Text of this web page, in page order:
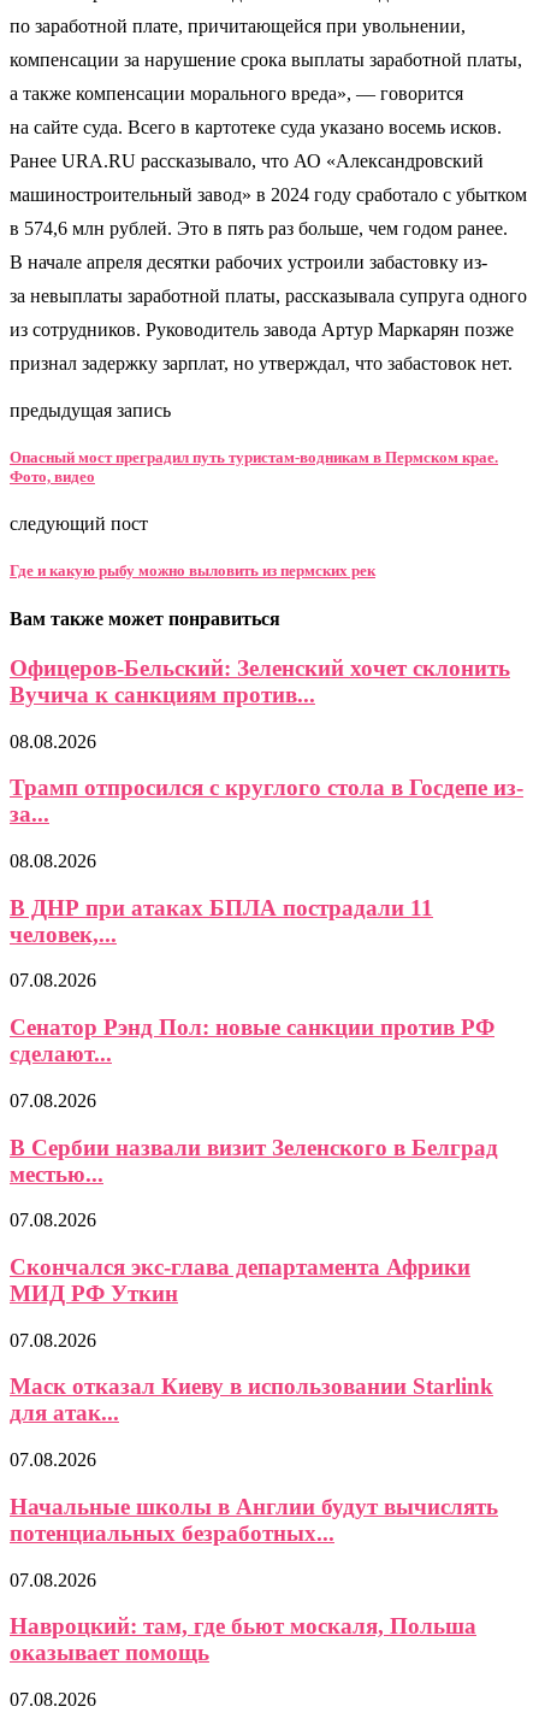
по заработной плате, причитающейся при увольнении,
компенсации за нарушение срока выплаты заработной платы,
а также компенсации морального вреда», — говорится
на сайте суда. Всего в картотеке суда указано восемь исков.
Ранее URA.RU рассказывало, что АО «Александровский
машиностроительный завод» в 2024 году сработало с убытком
в 574,6 млн рублей. Это в пять раз больше, чем годом ранее.
В начале апреля десятки рабочих устроили забастовку из-
за невыплаты заработной платы, рассказывала супруга одного
из сотрудников. Руководитель завода Артур Маркарян позже
признал задержку зарплат, но утверждал, что забастовок нет.
предыдущая запись
Опасный мост преградил путь туристам-водникам в Пермском крае.
Фото, видео
следующий пост
Где и какую рыбу можно выловить из пермских рек
Вам также может понравиться
Офицеров-Бельский: Зеленский хочет склонить
Вучича к санкциям против...
08.08.2026
Трамп отпросился с круглого стола в Госдепе из-
за...
08.08.2026
В ДНР при атаках БПЛА пострадали 11
человек,...
07.08.2026
Сенатор Рэнд Пол: новые санкции против РФ
сделают...
07.08.2026
В Сербии назвали визит Зеленского в Белград
местью...
07.08.2026
Скончался экс-глава департамента Африки
МИД РФ Уткин
07.08.2026
Маск отказал Киеву в использовании Starlink
для атак...
07.08.2026
Начальные школы в Англии будут вычислять
потенциальных безработных...
07.08.2026
Навроцкий: там, где бьют москаля, Польша
оказывает помощь
07.08.2026